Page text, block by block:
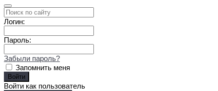
Логин:
Пароль:
Забыли пароль?
Запомнить меня
Войти как пользователь